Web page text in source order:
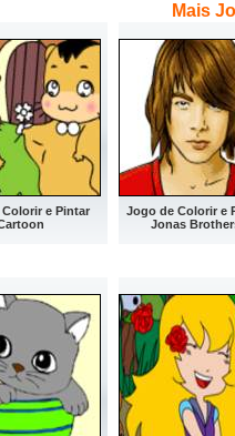
Mais
e Pintar
Jogo de Colorir e
Jonas